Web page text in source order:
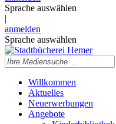
Sprache auswählen
|
anmelden
Sprache auswählen
Willkommen
Aktuelles
Neuerwerbungen
Angebote